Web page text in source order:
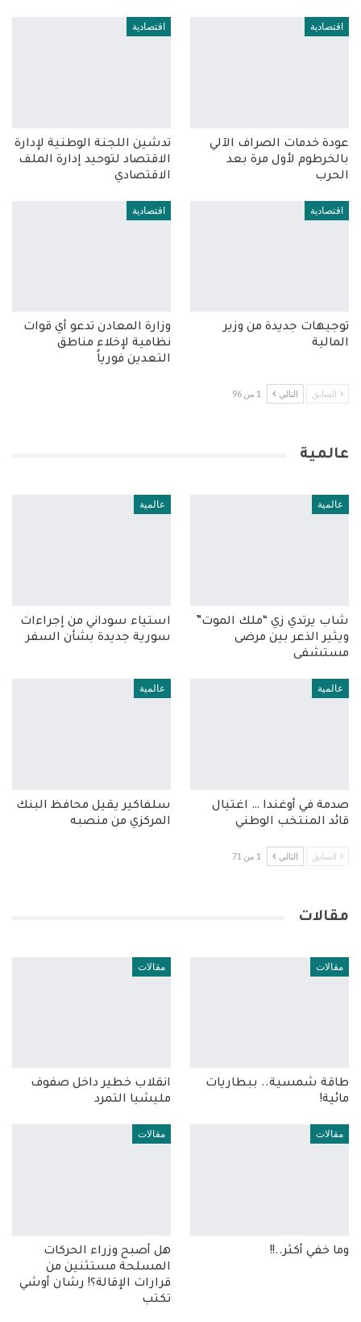
اقتصادية
عودة خدمات الصراف الآلي
بالخرطوم لأول مرة بعد
الحرب
اقتصادية
تدشين اللجنة الوطنية لإدارة
الاقتصاد لتوحيد إدارة الملف
الاقتصادي
اقتصادية
توجيهات جديدة من وزير
المالية
اقتصادية
وزارة المعادن تدعو أي قوات
نظامية لإخلاء مناطق
التعدين فورياً
السابق التالي 1 من 96
عالمية
عالمية
شاب يرتدي زي “ملك الموت”
ويثير الذعر بين مرضى
مستشفى
عالمية
استياء سوداني من إجراءات
سورية جديدة بشأن السفر
عالمية
صدمة في أوغندا … اغتيال
قائد المنتخب الوطني
عالمية
سلفاكير يقيل محافظ البنك
المركزي من منصبه
السابق التالي 1 من 71
مقالات
مقالات
طاقة شمسية.. ببطاريات
مائية!
مقالات
انقلاب خطير داخل صفوف
مليشيا التمرد
مقالات
وما خفي أكثر..!!
مقالات
هل أصبح وزراء الحركات
المسلحة مستثنين من
قرارات الإقالة؟! رشان أوشي
تكتب